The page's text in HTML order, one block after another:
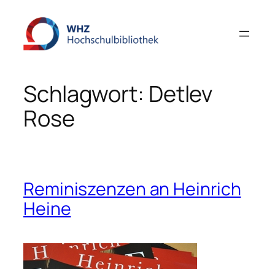
Inhalt
springen
Schlagwort: Detlev
Rose
Reminiszenzen an Heinrich
Heine